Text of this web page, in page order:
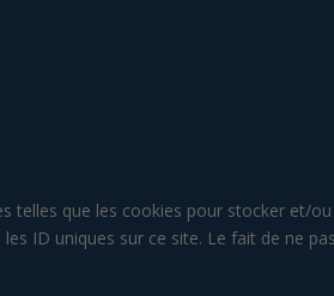
telles que les cookies pour stocker
ID uniques sur ce site. Le fait de ne